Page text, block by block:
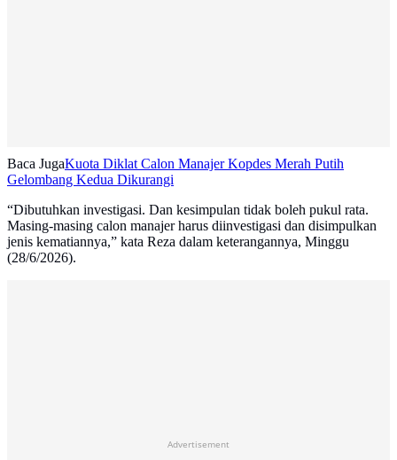
Baca JugaKuota Diklat Calon Manajer Kopdes Merah Putih
Gelombang Kedua Dikurangi
“Dibutuhkan investigasi. Dan kesimpulan tidak boleh pukul rata.
Masing-masing calon manajer harus diinvestigasi dan disimpulkan
jenis kematiannya,” kata Reza dalam keterangannya, Minggu
(28/6/2026).
Advertisement